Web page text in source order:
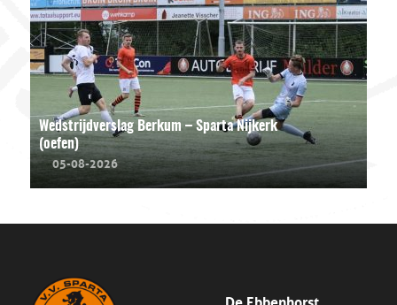
Wedstrijdverslag Berkum – Sparta Nijkerk
(oefen)
05-08-2026